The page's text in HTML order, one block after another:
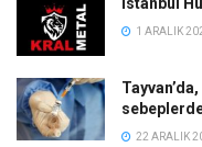
1 ARALIK
22 ARALIK